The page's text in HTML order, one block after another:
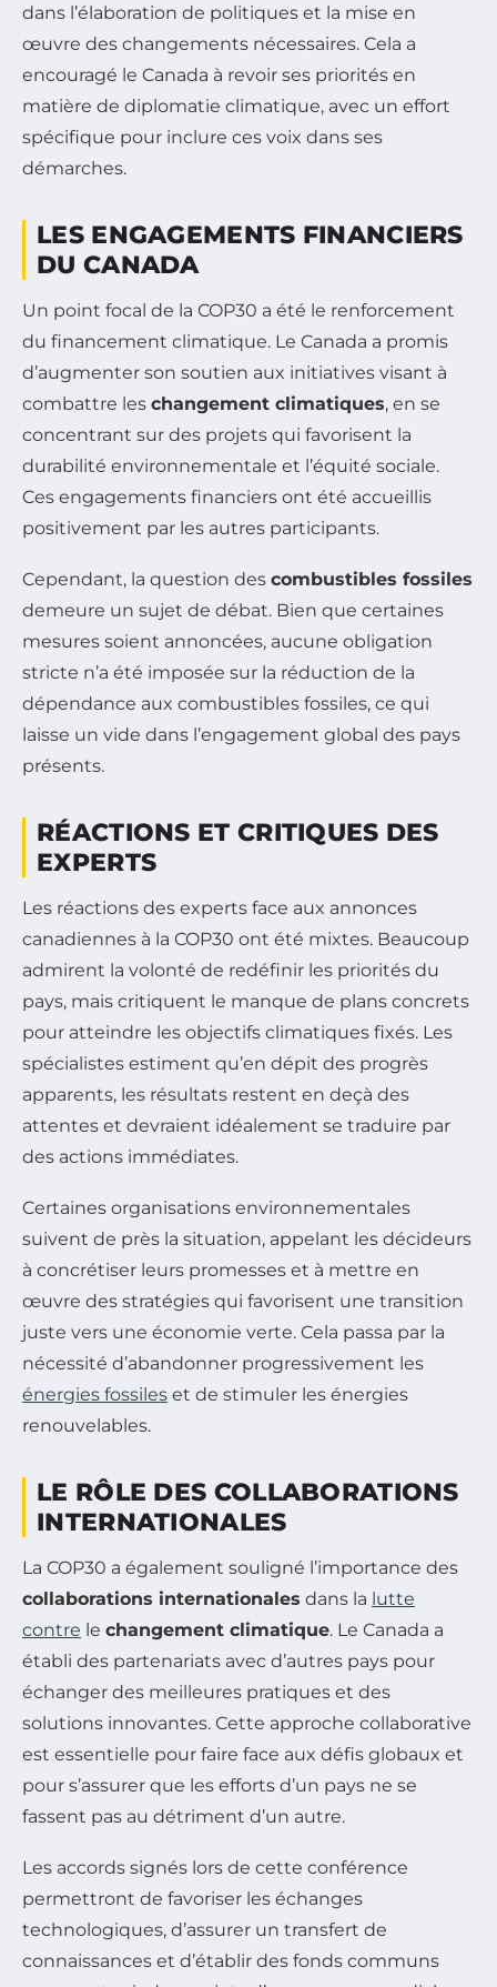
dans l’élaboration de politiques et la mise en
œuvre des changements nécessaires. Cela a
encouragé le Canada à revoir ses priorités en
matière de diplomatie climatique, avec un effort
spécifique pour inclure ces voix dans ses
démarches.
LES ENGAGEMENTS FINANCIERS
DU CANADA
Un point focal de la COP30 a été le renforcement
du financement climatique. Le Canada a promis
d’augmenter son soutien aux initiatives visant à
combattre les changement climatiques, en se
concentrant sur des projets qui favorisent la
durabilité environnementale et l’équité sociale.
Ces engagements financiers ont été accueillis
positivement par les autres participants.
Cependant, la question des combustibles fossiles
demeure un sujet de débat. Bien que certaines
mesures soient annoncées, aucune obligation
stricte n’a été imposée sur la réduction de la
dépendance aux combustibles fossiles, ce qui
laisse un vide dans l’engagement global des pays
présents.
RÉACTIONS ET CRITIQUES DES
EXPERTS
Les réactions des experts face aux annonces
canadiennes à la COP30 ont été mixtes. Beaucoup
admirent la volonté de redéfinir les priorités du
pays, mais critiquent le manque de plans concrets
pour atteindre les objectifs climatiques fixés. Les
spécialistes estiment qu’en dépit des progrès
apparents, les résultats restent en deçà des
attentes et devraient idéalement se traduire par
des actions immédiates.
Certaines organisations environnementales
suivent de près la situation, appelant les décideurs
à concrétiser leurs promesses et à mettre en
œuvre des stratégies qui favorisent une transition
juste vers une économie verte. Cela passa par la
nécessité d’abandonner progressivement les
énergies fossiles et de stimuler les énergies
renouvelables.
LE RÔLE DES COLLABORATIONS
INTERNATIONALES
La COP30 a également souligné l’importance des
collaborations internationales dans la lutte
contre le changement climatique. Le Canada a
établi des partenariats avec d’autres pays pour
échanger des meilleures pratiques et des
solutions innovantes. Cette approche collaborative
est essentielle pour faire face aux défis globaux et
pour s’assurer que les efforts d’un pays ne se
fassent pas au détriment d’un autre.
Les accords signés lors de cette conférence
permettront de favoriser les échanges
technologiques, d’assurer un transfert de
connaissances et d’établir des fonds communs